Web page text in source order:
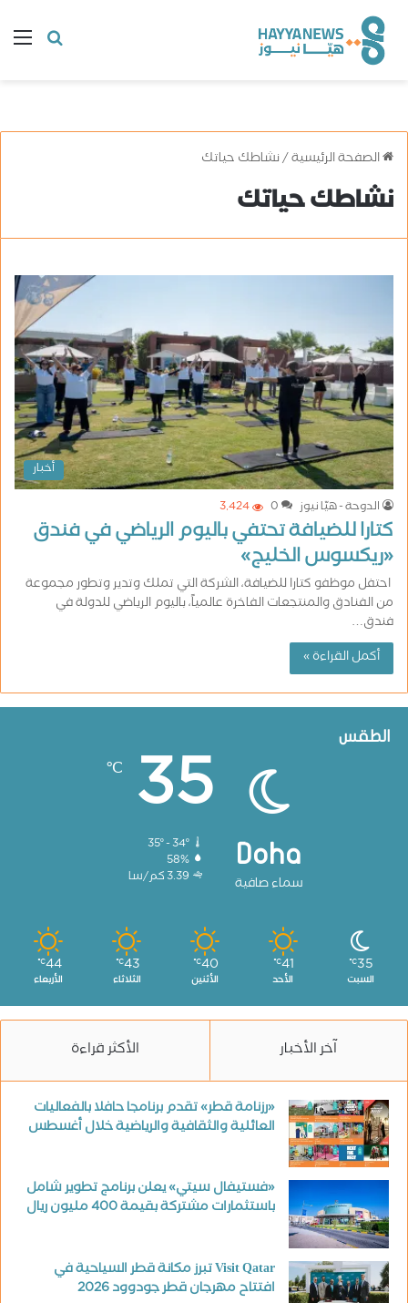
البحث
الصفحة الرئيسية/نشاطك حياتك
نشاطك حياتك
أخبار
الدوحة - هيّا نيوز
0 3٬424
كتارا للضيافة تحتفي باليوم الرياضي في فندق
«ريكسوس الخليج»
احتفل موظفو كتارا للضيافة، الشركة التي تملك وتدير وتطور مجموعة
من الفنادق والمنتجعات الفاخرة عالمياً، باليوم الرياضي للدولة في
فندق…
أكمل القراءة »
الطقس
Doha
سماء صافية
35
℃
35º - 34º
58%
3.39 كم/سا
35
℃
السبت
41
℃
الأحد
40
℃
الأثنين
43
℃
الثلاثاء
44
℃
الأربعاء
آخر الأخبار الأكثر قراءة
«رزنامة قطر» تقدم برنامجا حافلا بالفعاليات
العائلية والثقافية والرياضية خلال أغسطس
«فستيفال سيتي» يعلن برنامج تطوير شامل
باستثمارات مشتركة بقيمة 400 مليون ريال
Visit Qatar تبرز مكانة قطر السياحية في
افتتاح مهرجان قطر جودوود 2026